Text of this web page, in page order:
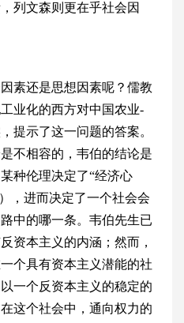
列文森则更在乎社会因
素还是思想因素呢？儒教
业化的西方对中国农业-
提示了这一问题的答案。
不相容的，韦伯的结论是
种伦理决定了“经济心
，进而决定了一个社会会
中的哪一条。韦伯先生已
资本主义的内涵；然而，
个具有资本主义潜能的社
一个反资本主义的稳定的
这个社会中，通向权力的